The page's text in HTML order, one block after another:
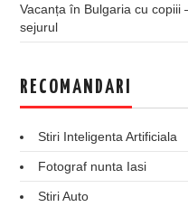
Vacanța în Bulgaria cu copiii
sejurul
RECOMANDARI
Stiri Inteligenta Artificiala
Fotograf nunta Iasi
Stiri Auto